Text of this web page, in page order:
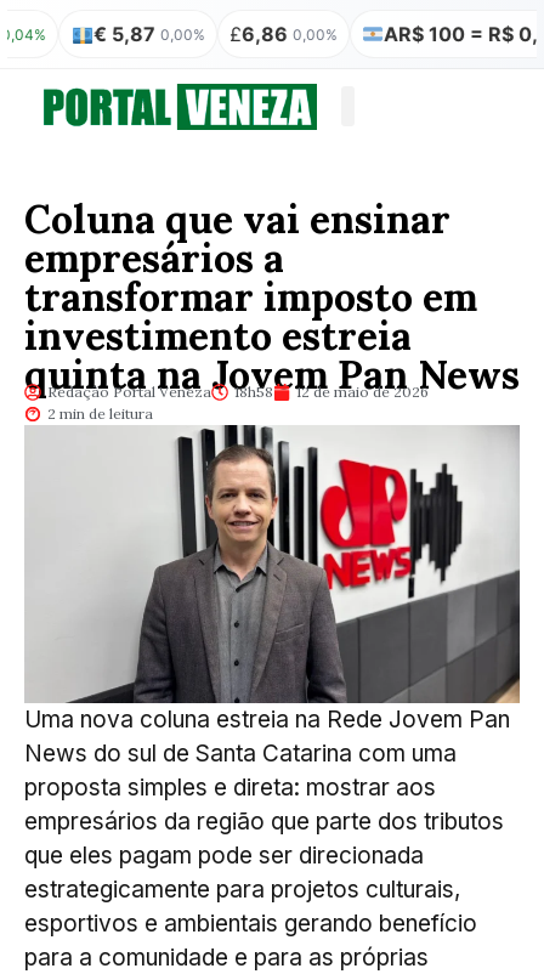
€ 5,87 0,00% £6,86 0,00% AR$ 100 = R$ 0,31
Coluna que vai ensinar
empresários a
transformar imposto em
investimento estreia
quinta na Jovem Pan News
Redação Portal Veneza 18h58
12 de maio de 2026
2 min de leitura
Uma nova coluna estreia na Rede Jovem Pan
News do sul de Santa Catarina com uma
proposta simples e direta: mostrar aos
empresários da região que parte dos tributos
que eles pagam pode ser direcionada
estrategicamente para projetos culturais,
esportivos e ambientais gerando benefício
para a comunidade e para as próprias